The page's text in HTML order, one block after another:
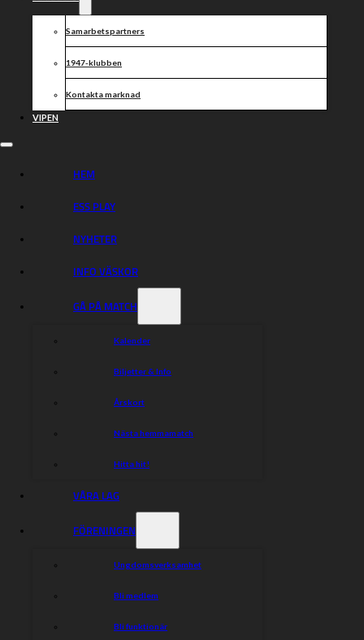
Samarbetspartners
1947-klubben
Kontakta marknad
VIPEN
HEM
ESS PLAY
NYHETER
INFO VÄSKOR
GÅ PÅ MATCH
Kalender
Biljetter & Info
Årskort
Nästa hemmamatch
Hitta hit!
VÅRA LAG
FÖRENINGEN
Ungdomsverksamhet
Bli medlem
Bli funktionär
Dela nyheten: